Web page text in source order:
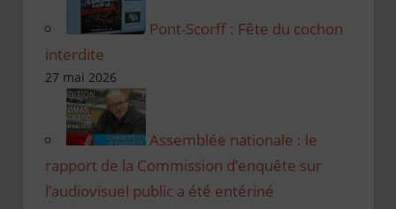
Pont-Scorff : Fête du cochon
interdite
27 mai 2026
Assemblée nationale : le
rapport de la Commission d’enquête sur
l’audiovisuel public a été entériné